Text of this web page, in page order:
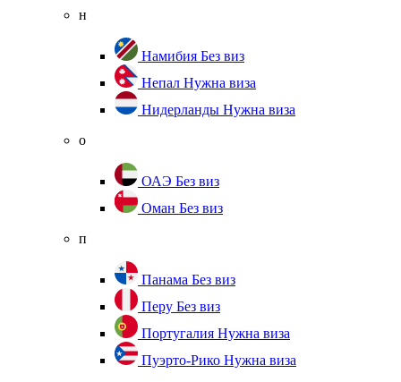
н
Намибия Без виз
Непал Нужна виза
Нидерланды Нужна виза
о
ОАЭ Без виз
Оман Без виз
п
Панама Без виз
Перу Без виз
Португалия Нужна виза
Пуэрто-Рико Нужна виза